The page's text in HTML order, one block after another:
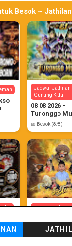
Besok ~
Jadwal Jathilan
Gunung Kidul
08 08 2026 -
Turonggo
📅 Besok (8/8)
Jadwal Jathilan
Turonggo
Budoyo
📅 Besok (8/8)